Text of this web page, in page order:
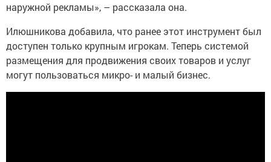
наружной рекламы», – рассказала она.
Илюшникова добавила, что ранее этот инструмент был
доступен только крупным игрокам. Теперь системой
размещения для продвижения своих товаров и услуг
могут пользоваться микро- и малый бизнес.